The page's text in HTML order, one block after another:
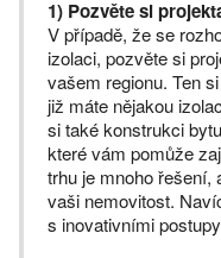
1) Pozvěte si
V případě, že se
izolaci, pozvěte si
vašem regionu. Ten
již máte nějakou
si také konstrukci
které vám pomůže
trhu je mnoho řešení,
vaši nemovitost.
s inovativními